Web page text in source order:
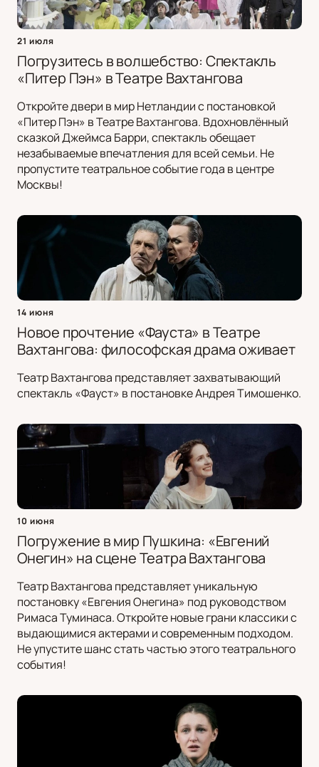
21 июля
Погрузитесь в волшебство: Спектакль
«Питер Пэн» в Театре Вахтангова
Откройте двери в мир Нетландии с постановкой
«Питер Пэн» в Театре Вахтангова. Вдохновлённый
сказкой Джеймса Барри, спектакль обещает
незабываемые впечатления для всей семьи. Не
пропустите театральное событие года в центре
Москвы!
14 июня
Новое прочтение «Фауста» в Театре
Вахтангова: философская драма оживает
Театр Вахтангова представляет захватывающий
спектакль «Фауст» в постановке Андрея Тимошенко.
10 июня
Погружение в мир Пушкина: «Евгений
Онегин» на сцене Театра Вахтангова
Театр Вахтангова представляет уникальную
постановку «Евгения Онегина» под руководством
Римаса Туминаса. Откройте новые грани классики с
выдающимися актерами и современным подходом.
Не упустите шанс стать частью этого театрального
события!